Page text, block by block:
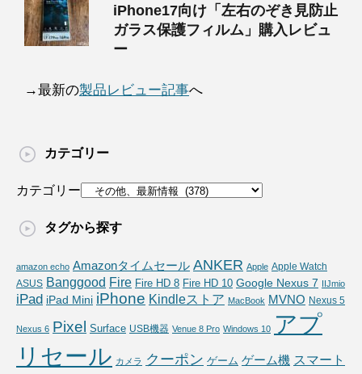
iPhone17向け「左右のぞき見防止
ガラス保護フィルム」購入レビュ
ー
→最新の製品レビュー記事へ
カテゴリー
カテゴリー
タグから探す
amazon echo Amazonタイムセール ANKER Apple Apple Watch
ASUS Banggood Fire Fire HD 8 Fire HD 10 Google Nexus 7 IIJmio
iPad iPad Mini iPhone Kindleストア MacBook MVNO Nexus 5
Nexus 6 Pixel Surface USB機器 Venue 8 Pro Windows 10 アプ
リセール カメラ クーポン ゲーム ゲーム機 スマート